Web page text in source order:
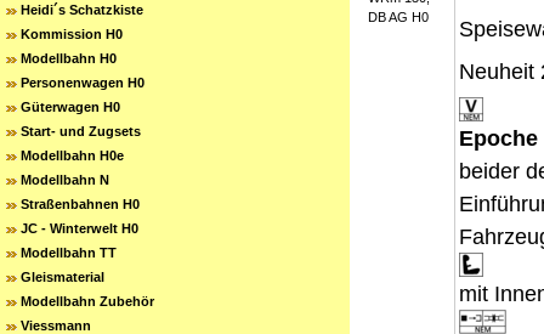
Heidi´s Schatzkiste
Kommission H0
Modellbahn H0
Personenwagen H0
Güterwagen H0
Start- und Zugsets
Modellbahn H0e
Modellbahn N
Straßenbahnen H0
JC - Winterwelt H0
Modellbahn TT
Gleismaterial
Modellbahn Zubehör
Viessmann
Neuheit
Epoche
beider
mit